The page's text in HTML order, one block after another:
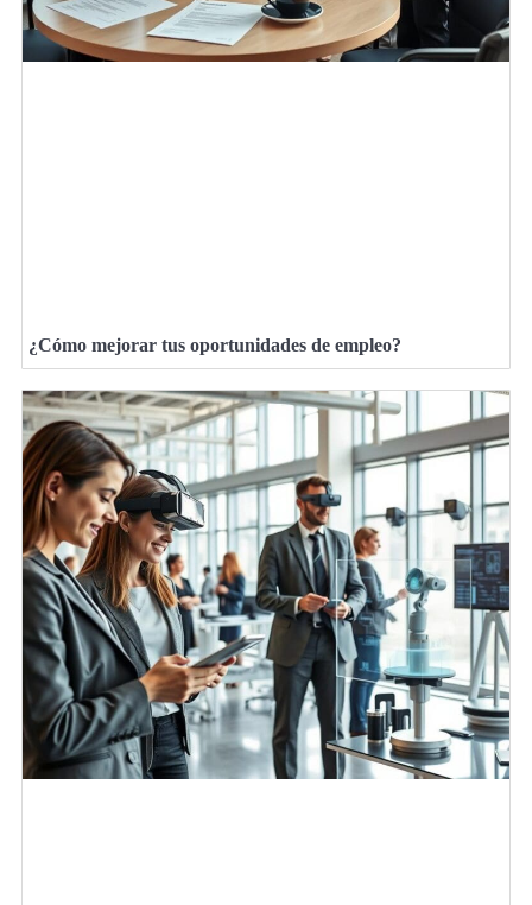
¿Cómo mejorar tus oportunidades de empleo?